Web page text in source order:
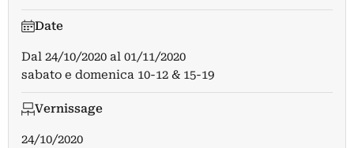
Date
Dal 24/10/2020 al 01/11/2020
sabato e domenica 10-12 & 15-19
Vernissage
24/10/2020